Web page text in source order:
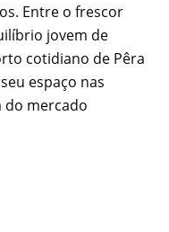
Entre o frescor
jovem de
cotidiano de Pêra
espaço nas
do mercado